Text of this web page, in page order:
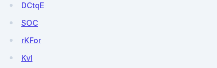
DCtqE
SOC
rKFor
KvI